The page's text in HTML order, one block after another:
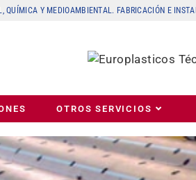
Y MEDIOAMBIENTAL. FABRICACIÓN E
OTROS SERVICIOS